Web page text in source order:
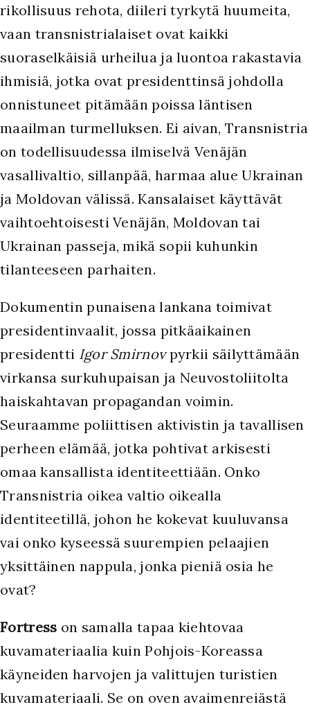
rikollisuus rehota, diileri tyrkytä huumeita,
vaan transnistrialaiset ovat kaikki
suoraselkäisiä urheilua ja luontoa rakastavia
ihmisiä, jotka ovat presidenttinsä johdolla
onnistuneet pitämään poissa läntisen
maailman turmelluksen. Ei aivan, Transnistria
on todellisuudessa ilmiselvä Venäjän
vasallivaltio, sillanpää, harmaa alue Ukrainan
ja Moldovan välissä. Kansalaiset käyttävät
vaihtoehtoisesti Venäjän, Moldovan tai
Ukrainan passeja, mikä sopii kuhunkin
tilanteeseen parhaiten.
Dokumentin punaisena lankana toimivat
presidentinvaalit, jossa pitkäaikainen
presidentti Igor Smirnovpyrkii säilyttämään
virkansa surkuhupaisan ja Neuvostoliitolta
haiskahtavan propagandan voimin.
Seuraamme poliittisen aktivistin ja tavallisen
perheen elämää, jotka pohtivat arkisesti
omaa kansallista identiteettiään. Onko
Transnistria oikea valtio oikealla
identiteetillä, johon he kokevat kuuluvansa
vai onko kyseessä suurempien pelaajien
yksittäinen nappula, jonka pieniä osia he
ovat?
Fortress on samalla tapaa kiehtovaa
kuvamateriaalia kuin Pohjois-Koreassa
käyneiden harvojen ja valittujen turistien
kuvamateriaali. Se on oven avaimenreiästä